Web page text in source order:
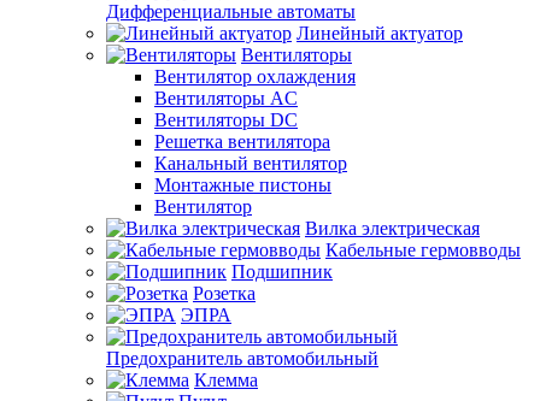
Дифференциальные автоматы
Линейный актуатор
Вентиляторы
Вентилятор охлаждения
Вентиляторы AC
Вентиляторы DC
Решетка вентилятора
Канальный вентилятор
Монтажные пистоны
Вентилятор
Вилка электрическая
Кабельные гермовводы
Подшипник
Розетка
ЭПРА
Предохранитель автомобильный
Клемма